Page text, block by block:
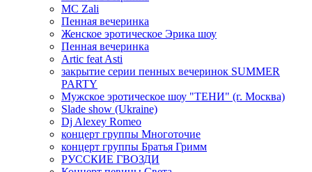
MC Zali
Пенная вечеринка
Женское эротическое Эрика шоу
Пенная вечеринка
Artic feat Asti
закрытие серии пенных вечеринок SUMMER
PARTY
Мужское эротическое шоу "ТЕНИ" (г. Москва)
Slade show (Ukraine)
Dj Alexey Romeo
концерт группы Многоточие
концерт группы Братья Гримм
РУССКИЕ ГВОЗДИ